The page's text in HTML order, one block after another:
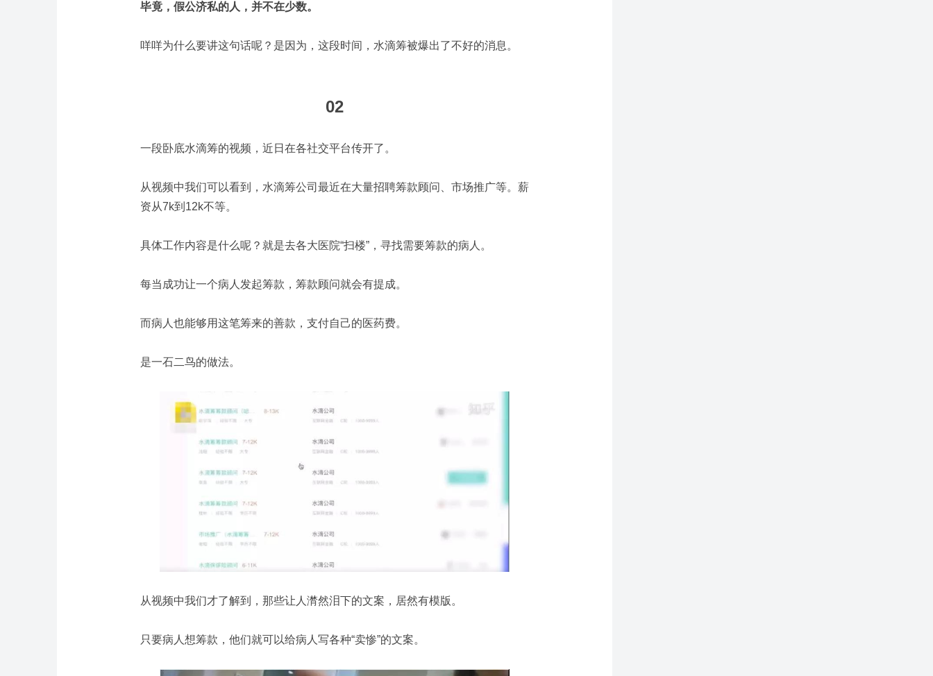
毕竟，假公济私的人，并不在少数。
咩咩为什么要讲这句话呢？ 是因为，这段时间，水滴筹被爆出了不好的消息。
02
一段卧底水滴筹的视频，近日在各社交平台传开了。
从视频中我们可以看到，水滴筹公司最近在大量招聘筹款顾问、市场推广等。 薪
资从7k到12k不等。
具体工作内容是什么呢？ 就是去各大医院“扫楼”，寻找需要筹款的病人。
每当成功让一个病人发起筹款，筹款顾问就会有提成。
而病人也能够用这笔筹来的善款，支付自己的医药费。
是一石二鸟的做法。
从视频中我们才了解到，那些让人潸然泪下的文案，居然有模版。
只要病人想筹款，他们就可以给病人写各种“卖惨”的文案。